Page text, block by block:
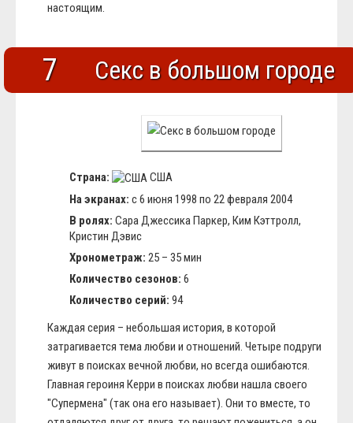
настоящим.
7 Секс в большом городе
Страна:
США
На экранах: с 6 июня 1998 по 22 февраля 2004
В ролях: Сара Джессика Паркер, Ким Кэттролл,
Кристин Дэвис
Хронометраж: 25 – 35 мин
Количество сезонов: 6
Количество серий: 94
Каждая серия – небольшая история, в которой
затрагивается тема любви и отношений. Четыре подруги
живут в поисках вечной любви, но всегда ошибаются.
Главная героиня Керри в поисках любви нашла своего
"Супермена" (так она его называет). Они то вместе, то